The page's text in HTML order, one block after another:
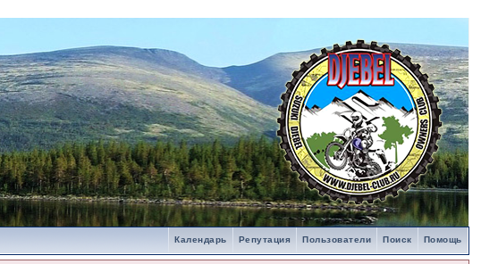
Помощь
Поиск
Пользователи
Репутация
Календарь